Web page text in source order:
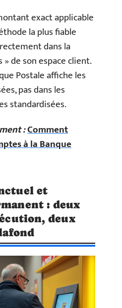
exact applicable
la plus fiable
dans la
de son espace client.
Postale affiche les
pas dans les
standardisées.
:Comment
à la Banque
et
: deux
deux